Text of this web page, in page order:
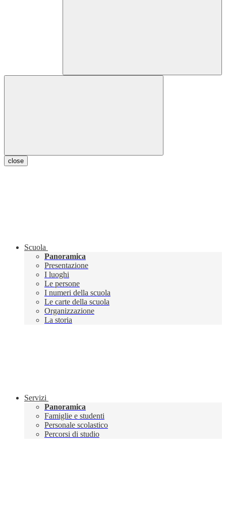
close
Scuola
Panoramica
Presentazione
I luoghi
Le persone
I numeri della scuola
Le carte della scuola
Organizzazione
La storia
Servizi
Panoramica
Famiglie e studenti
Personale scolastico
Percorsi di studio